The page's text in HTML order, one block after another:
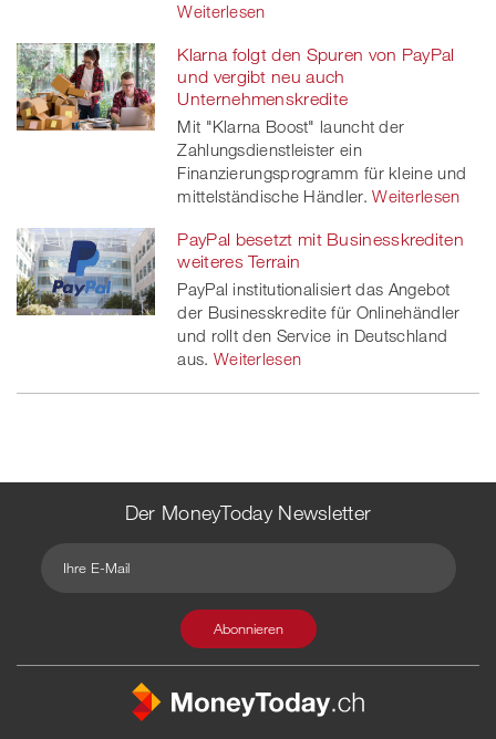
Weiterlesen
Klarna folgt den Spuren von PayPal
und vergibt neu auch
Unternehmenskredite
Mit "Klarna Boost" launcht der
Zahlungsdienstleister ein
Finanzierungsprogramm für kleine und
mittelständische Händler. Weiterlesen
PayPal besetzt mit Businesskrediten
weiteres Terrain
PayPal institutionalisiert das Angebot
der Businesskredite für Onlinehändler
und rollt den Service in Deutschland
aus. Weiterlesen
Der MoneyToday Newsletter